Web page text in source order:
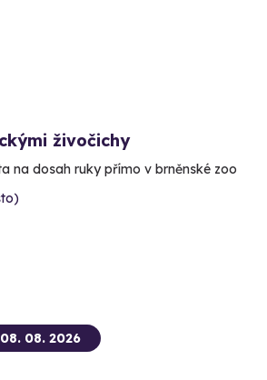
živočichy
na dosah ruky přímo v brněnské zoo
08. 2026